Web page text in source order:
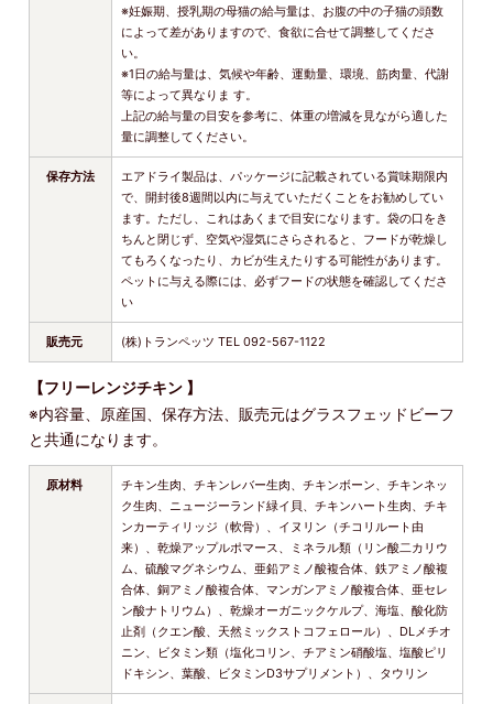
※妊娠期、授乳期の母猫の給与量は、お腹の中の子猫の頭数
によって差がありますので、食欲に合せて調整してくださ
い。
※1日の給与量は、気候や年齢、運動量、環境、筋肉量、代謝
等によって異なりま す。
上記の給与量の目安を参考に、体重の増減を見ながら適した
量に調整してください。
保存方法
エアドライ製品は、パッケージに記載されている賞味期限内
で、開封後8週間以内に与えていただくことをお勧めしてい
ます。ただし、これはあくまで目安になります。袋の口をき
ちんと閉じず、空気や湿気にさらされると、フードが乾燥し
てもろくなったり、カビが生えたりする可能性があります。
ペットに与える際には、必ずフードの状態を確認してくださ
い
販売元 (株)トランペッツ TEL 092-567-1122
【フリーレンジチキン 】
※内容量、原産国、保存方法、販売元はグラスフェッドビーフ
と共通になります。
原材料
チキン生肉、チキンレバー生肉、チキンボーン、チキンネッ
ク生肉、ニュージーランド緑イ貝、チキンハート生肉、チキ
ンカーティリッジ（軟骨）、イヌリン（チコリルート由
来）、乾燥アップルポマース、ミネラル類（リン酸二カリウ
ム、硫酸マグネシウム、亜鉛アミノ酸複合体、鉄アミノ酸複
合体、銅アミノ酸複合体、マンガンアミノ酸複合体、亜セレ
ン酸ナトリウム）、乾燥オーガニックケルプ、海塩、酸化防
止剤（クエン酸、天然ミックストコフェロール）、DLメチオ
ニン、ビタミン類（塩化コリン、チアミン硝酸塩、塩酸ピリ
ドキシン、葉酸、ビタミンD3サプリメント）、タウリン